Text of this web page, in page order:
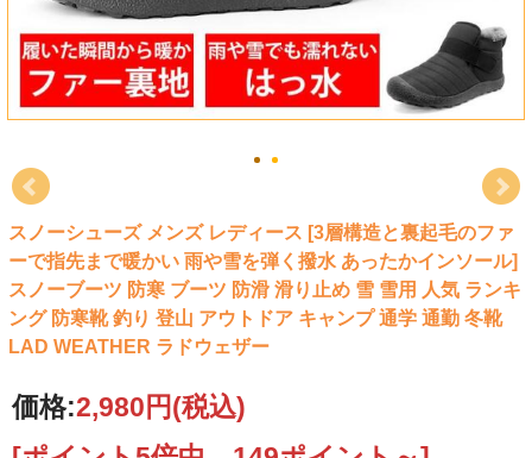
スノーシューズ メンズ レディース [3層構造と裏起毛のファ
ーで指先まで暖かい 雨や雪を弾く撥水 あったかインソール]
スノーブーツ 防寒 ブーツ 防滑 滑り止め 雪 雪用 人気 ランキ
ング 防寒靴 釣り 登山 アウトドア キャンプ 通学 通勤 冬靴
LAD WEATHER ラドウェザー
価格:2,980円(税込)